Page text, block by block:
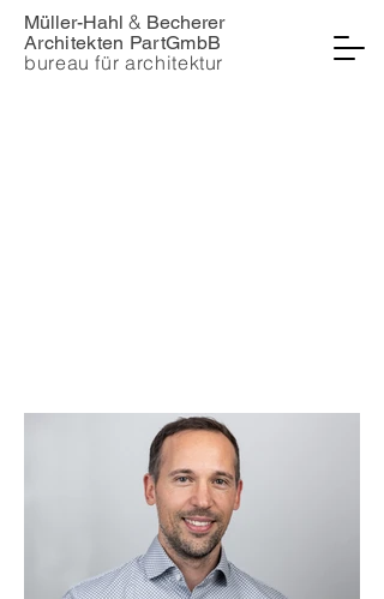
Müller-Hahl & Becherer
Architekten PartGmbB
bureau für architektur